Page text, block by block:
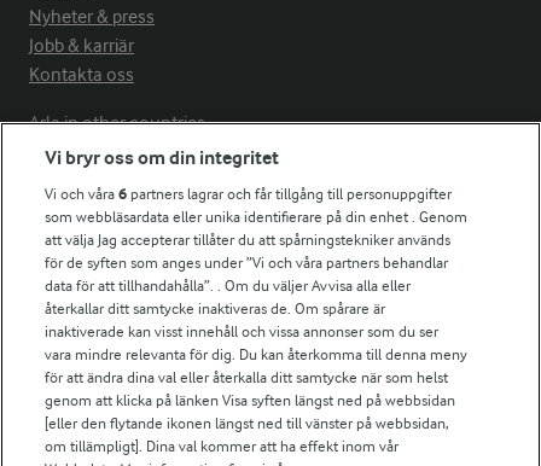
Nyheter & press
Jobb & karriär
Kontakta oss
Arla in other countries
Fler Arlasajter
För ägare
Arlas kundportal
Arla.com
Falbygdens Ost
Arla webbshop
Bildbank
Vi bryr oss om din integritet
Vi och våra6 partners lagrar och får tillgång till personuppgifter
som webbläsardata eller unika identifierare på din enhet . Genom
att välja Jag accepterar tillåter du att spårningstekniker används
för de syften som anges under ”Vi och våra partners behandlar
data för att tillhandahålla”. . Om du väljer Avvisa alla eller
återkallar ditt samtycke inaktiveras de. Om spårare är
inaktiverade kan visst innehåll och vissa annonser som du ser
vara mindre relevanta för dig. Du kan återkomma till denna meny
för att ändra dina val eller återkalla ditt samtycke när som helst
genom att klicka på länken Visa syften längst ned på webbsidan
[eller den flytande ikonen längst ned till vänster på webbsidan,
om tillämpligt]. Dina val kommer att ha effekt inom vår